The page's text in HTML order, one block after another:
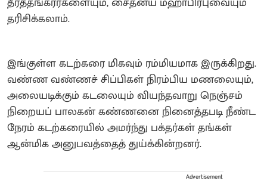
தரிசிக்கலாம்.
இங்குள்ள கடற்கரை மிகவும் ரம்மியமாக இருக்கிறது.
வண்ண வண்ணச் சிப்பிகள் நிரம்பிய மணலையும்,
அலையடிக்கும் கடலையும் வியந்தவாறு நெஞ்சம்
நிறையப் பாலகன் கண்ணனை நினைத்தபடி நீண்ட
நேரம் கடற்கரையில் அமர்ந்து பக்தர்கள் தங்கள்
ஆன்மிக அனுபவத்தைத் துய்க்கின்றனர்.
Advertisement